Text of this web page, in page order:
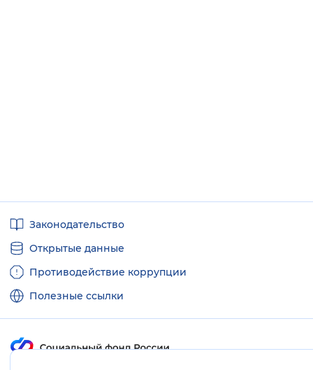
ссылкиЗаконодательство
Открытые данные
Противодействие коррупции
Полезные ссылки